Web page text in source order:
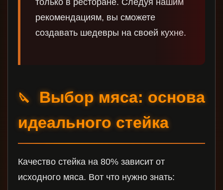
рекомендациям, вы сможете
создавать шедевры на своей кухне.
🔪
Выбор мяса: основа
идеального стейка
Качество стейка на 80% зависит от
исходного мяса. Вот что нужно знать: